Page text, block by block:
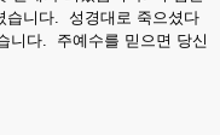
습니다. 성경대로 죽으셨다
니다. 주예수를 믿으면 당신